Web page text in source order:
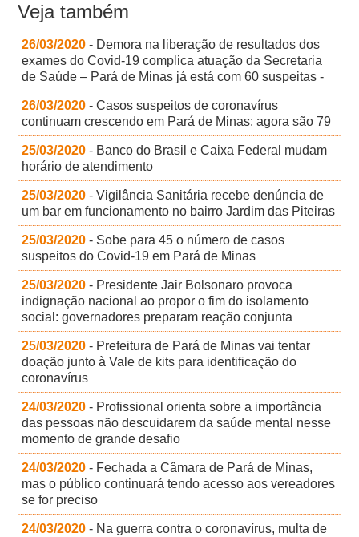
Veja também
26/03/2020 - Demora na liberação de resultados dos
exames do Covid-19 complica atuação da Secretaria
de Saúde – Pará de Minas já está com 60 suspeitas -
26/03/2020 - Casos suspeitos de coronavírus
continuam crescendo em Pará de Minas: agora são 79
25/03/2020 - Banco do Brasil e Caixa Federal mudam
horário de atendimento
25/03/2020 - Vigilância Sanitária recebe denúncia de
um bar em funcionamento no bairro Jardim das Piteiras
25/03/2020 - Sobe para 45 o número de casos
suspeitos do Covid-19 em Pará de Minas
25/03/2020 - Presidente Jair Bolsonaro provoca
indignação nacional ao propor o fim do isolamento
social: governadores preparam reação conjunta
25/03/2020 - Prefeitura de Pará de Minas vai tentar
doação junto à Vale de kits para identificação do
coronavírus
24/03/2020 - Profissional orienta sobre a importância
das pessoas não descuidarem da saúde mental nesse
momento de grande desafio
24/03/2020 - Fechada a Câmara de Pará de Minas,
mas o público continuará tendo acesso aos vereadores
se for preciso
24/03/2020 - Na guerra contra o coronavírus, multa de